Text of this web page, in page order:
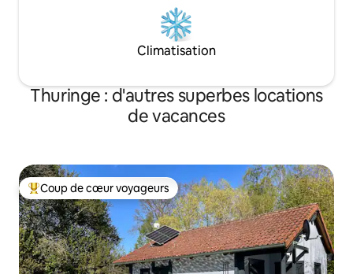
Climatisation
Thuringe : d'autres superbes locations
de vacances
Coups de cœur voyageurs les plus appréciés
Coup de cœur voyageurs